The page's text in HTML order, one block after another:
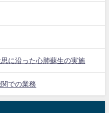
に沿った心肺蘇生の実施
での業務